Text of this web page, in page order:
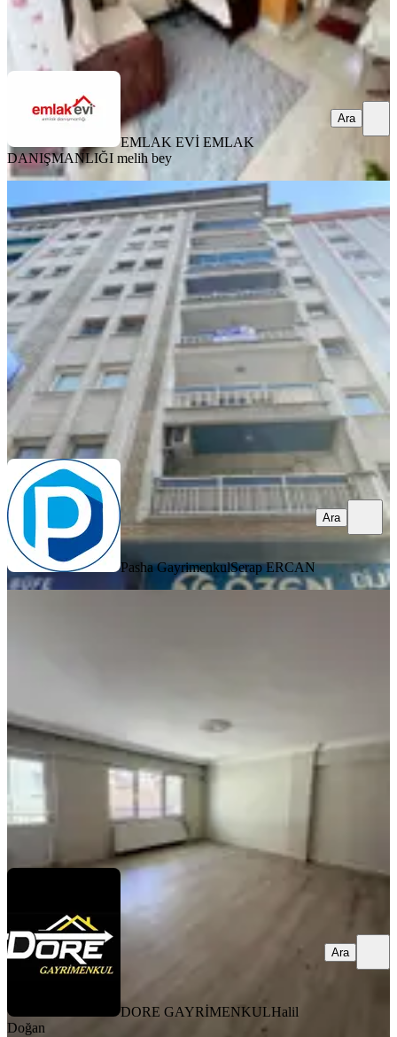
EMLAK EVİ EMLAK DANIŞMANLIĞI melih bey
Ara
EMLAK EVİ EMLAK
DANIŞMANLIĞI melih bey
Ara
Aydın Kurtuş Mahallesinde Kıralık
Daire .
Efeler, Kurtuluş Mahallesi
3+1·190 m² ·3. Kat·08.08.2026
27.000 ₺
Pasha Gayrimenkul Serap ERCAN
Ara
Pasha GayrimenkulSerap ERCAN
Ara
DORE GAYRİMENKULHalil Doğan
DORE GAYRİMENKULHalil
Doğan
Ara